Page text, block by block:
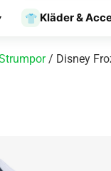
👕 Kläder &
/ Disney